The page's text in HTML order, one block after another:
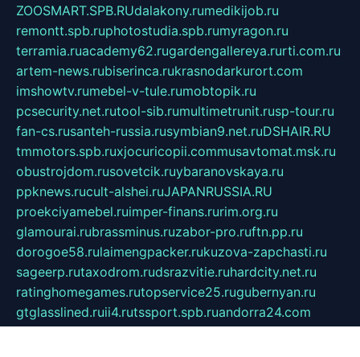
ZOOSMART.SPB.RUdalakony.rumedikijob.ru
remontt.spb.ruphotostudia.spb.rumyragon.ru
terramia.ruacademy62.rugardengallereya.rurti.com.ru
artem-news.rubiserinca.rukrasnodarkurort.com
imshowtv.rumebel-v-tule.rumobtopik.ru
pcsecurity.net.rutool-sib.rumultimetrunit.rusp-tour.ru
fan-cs.rusanteh-russia.rusymbian9.net.ruDSHAIR.RU
tmmotors.spb.ruxjocuricopii.commusavtomat.msk.ru
obustrojdom.rusovetcik.ruybaranovskaya.ru
ppknews.rucult-alshei.ruJAPANRUSSIA.RU
proekciyamebel.ruimper-finans.rurim.org.ru
glamourai.rubrassminus.ruzabor-pro.ruftn.pp.ru
dorogoe58.rulaimengpacker.rukuzova-zapchasti.ru
sageerp.rutaxodrom.rudsrazvitie.ruhardcity.net.ru
ratinghomegames.rutopservice25.rugubernyan.ru
gtglasslined.ruii4.rutssport.spb.ruandorra24.com